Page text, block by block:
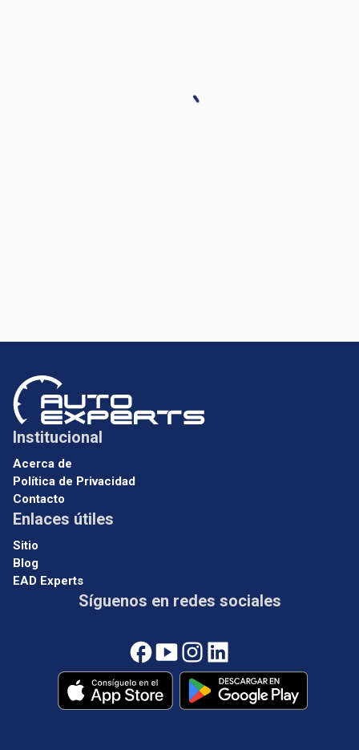
Institucional
Acerca de
Política de Privacidad
Contacto
Enlaces útiles
Sitio
Blog
EAD Experts
Síguenos en redes sociales